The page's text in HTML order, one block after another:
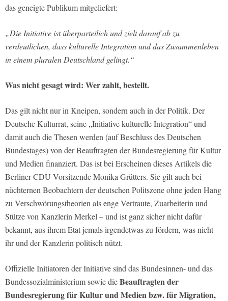
das geneigte Publikum mitgeliefert:
„Die Initiative ist überparteilich und zielt darauf ab zu
verdeutlichen, dass kulturelle Integration und das Zusammenleben
in einem pluralen Deutschland gelingt.“
Was nicht gesagt wird: Wer zahlt, bestellt.
Das gilt nicht nur in Kneipen, sondern auch in der Politik. Der
Deutsche Kulturrat, seine „Initiative kulturelle Integration“ und
damit auch die Thesen werden (auf Beschluss des Deutschen
Bundestages) von der Beauftragten der Bundesregierung für Kultur
und Medien finanziert. Das ist bei Erscheinen dieses Artikels die
Berliner CDU-Vorsitzende Monika Grütters. Sie gilt auch bei
nüchternen Beobachtern der deutschen Politszene ohne jeden Hang
zu Verschwörungstheorien als enge Vertraute, Zuarbeiterin und
Stütze von Kanzlerin Merkel – und ist ganz sicher nicht dafür
bekannt, aus ihrem Etat jemals irgendetwas zu fördern, was nicht
ihr und der Kanzlerin politisch nützt.
Offizielle Initiatoren der Initiative sind das Bundesinnen- und das
Bundessozialministerium sowie dieBeauftragten der
Bundesregierung für Kultur und Medien bzw. für Migration,